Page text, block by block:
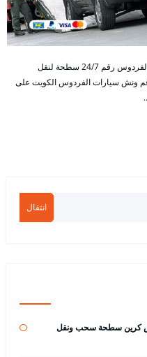
اول ونش الفردوس بالكويت أفضل خدمة ونش الفردوس رقم 24/7 سطحة لنقل
ونش سيارات الفردوس الكويت على
انتقال
رقم / 65557275 / ونش كرين سطحة سحب ونقل